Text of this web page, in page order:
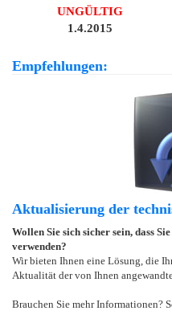
UNGÜLTIG
1.4.2015
Empfehlungen:
Aktualisierung der
Wollen Sie sich sicher sein, dass
verwenden?
Wir bieten Ihnen eine Lösung, die
Aktualität der von Ihnen
Brauchen Sie mehr Informationen?